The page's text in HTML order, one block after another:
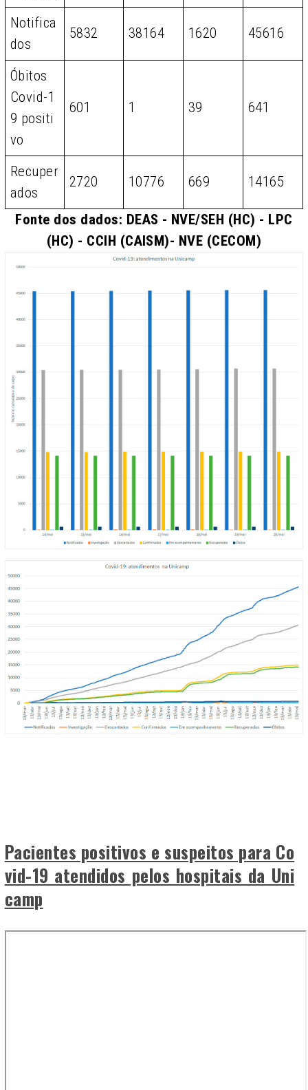
Notifica
dos
5832 38164 1620 45616
Óbitos
Covid-1
9 positi
vo
601 1 39 641
Recuper
ados
2720 10776 669 14165
Fonte dos dados: DEAS - NVE/SEH (HC) - LPC
(HC) - CCIH (CAISM)- NVE (CECOM)
Pacientes positivos e suspeitos para Co
vid-19 atendidos pelos hospitais da Uni
camp